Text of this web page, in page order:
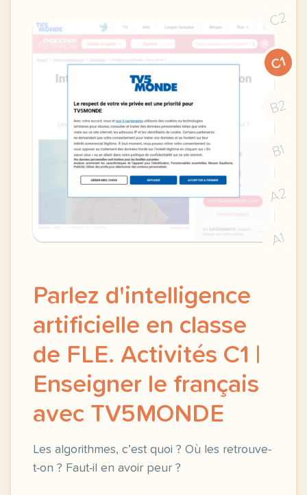
C2
C1
B2
B1
A2
A1
Parlez d'intelligence
artificielle en classe
de FLE. Activités C1 |
Enseigner le français
avec TV5MONDE
Les algorithmes, c’est quoi ? Où les retrouve-
t-on ? Faut-il en avoir peur ?